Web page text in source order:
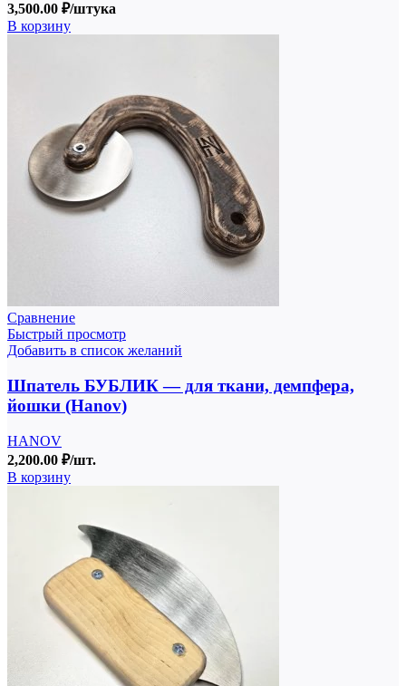
3,500.00 ₽/штука
В корзину
Сравнение
Быстрый просмотр
Добавить в список желаний
Шпатель БУБЛИК — для ткани, демпфера,
йошки (Hanov)
HANOV
2,200.00 ₽/шт.
В корзину